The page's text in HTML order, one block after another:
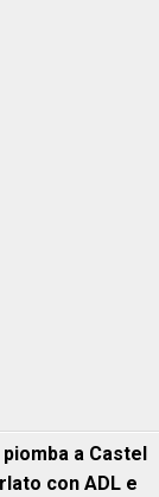
a Castel
con ADL e